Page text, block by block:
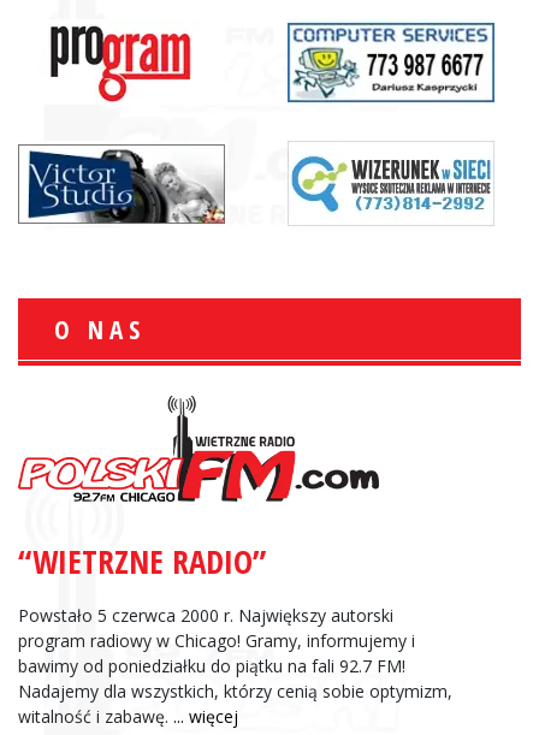
O NAS
“WIETRZNE RADIO”
Powstało 5 czerwca 2000 r. Największy autorski
program radiowy w Chicago! Gramy, informujemy i
bawimy od poniedziałku do piątku na fali 92.7 FM!
Nadajemy dla wszystkich, którzy cenią sobie optymizm,
witalność i zabawę. ... więcej